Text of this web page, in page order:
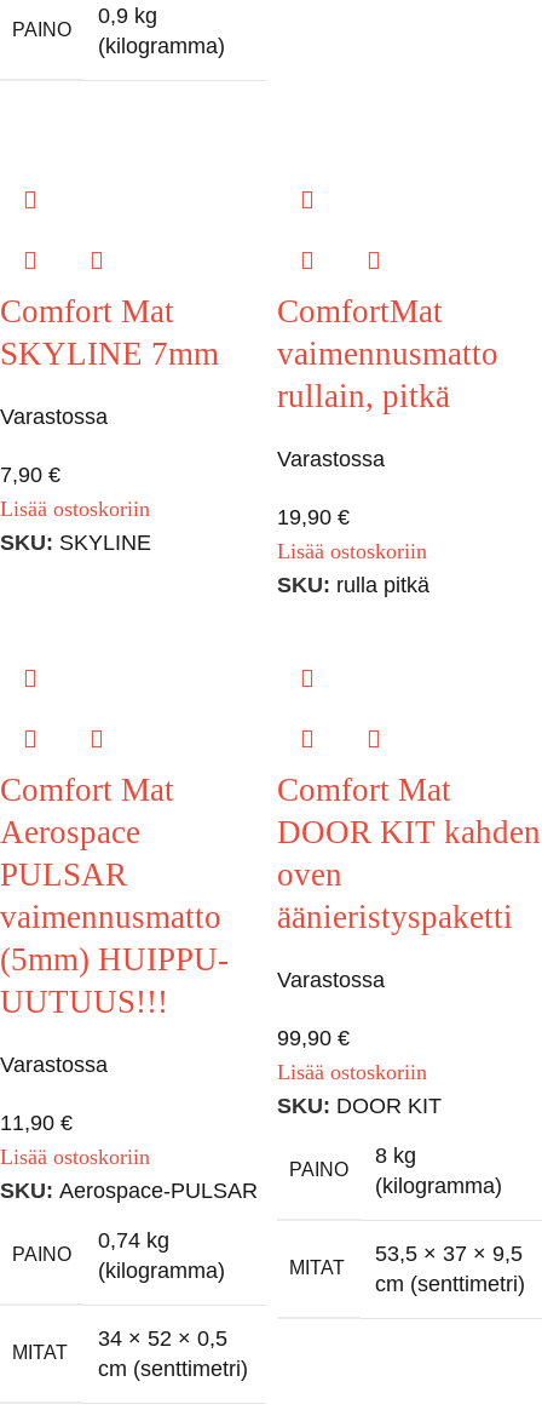
PAINO
0,9 kg
(kilogramma)
Comfort Mat
SKYLINE 7mm
Varastossa
7,90 €
Lisää ostoskoriin
SKU: SKYLINE
ComfortMat
vaimennusmatto
rullain, pitkä
Varastossa
19,90 €
Lisää ostoskoriin
SKU: rulla pitkä
Comfort Mat
Aerospace
PULSAR
vaimennusmatto
(5mm) HUIPPU-
UUTUUS!!!
Varastossa
11,90 €
Lisää ostoskoriin
SKU: Aerospace-PULSAR
PAINO
0,74 kg
(kilogramma)
MITAT
34 × 52 × 0,5
cm (senttimetri)
Comfort Mat
DOOR KIT kahden
oven
äänieristyspaketti
Varastossa
99,90 €
Lisää ostoskoriin
SKU: DOOR KIT
PAINO
8 kg
(kilogramma)
MITAT
53,5 × 37 × 9,5
cm (senttimetri)